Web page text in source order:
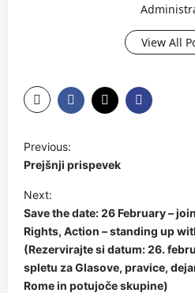
View All
Previous:
Prejšnji prispevek
Next:
Save the date: 26 February –
Rights, Action – standing up
(Rezervirajte si datum: 26.
spletu za Glasove, pravice,
Rome in potujoče skupine)